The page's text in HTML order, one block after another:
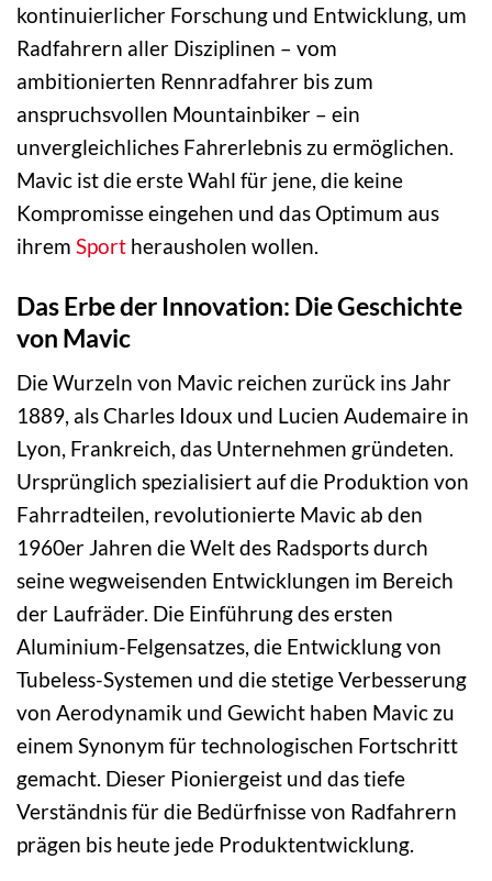
kontinuierlicher Forschung und Entwicklung, um
Radfahrern aller Disziplinen – vom
ambitionierten Rennradfahrer bis zum
anspruchsvollen Mountainbiker – ein
unvergleichliches Fahrerlebnis zu ermöglichen.
Mavic ist die erste Wahl für jene, die keine
Kompromisse eingehen und das Optimum aus
ihrem Sport herausholen wollen.
Das Erbe der Innovation: Die Geschichte
von Mavic
Die Wurzeln von Mavic reichen zurück ins Jahr
1889, als Charles Idoux und Lucien Audemaire in
Lyon, Frankreich, das Unternehmen gründeten.
Ursprünglich spezialisiert auf die Produktion von
Fahrradteilen, revolutionierte Mavic ab den
1960er Jahren die Welt des Radsports durch
seine wegweisenden Entwicklungen im Bereich
der Laufräder. Die Einführung des ersten
Aluminium-Felgensatzes, die Entwicklung von
Tubeless-Systemen und die stetige Verbesserung
von Aerodynamik und Gewicht haben Mavic zu
einem Synonym für technologischen Fortschritt
gemacht. Dieser Pioniergeist und das tiefe
Verständnis für die Bedürfnisse von Radfahrern
prägen bis heute jede Produktentwicklung.